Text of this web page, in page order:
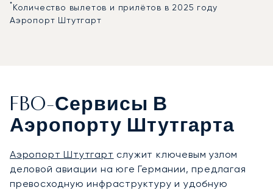
*Количество вылетов и прилётов в 2025 году
Аэропорт Штутгарт
FBO-Сервисы В
Аэропорту Штутгарта
Аэропорт Штутгарт служит ключевым узлом
деловой авиации на юге Германии, предлагая
превосходную инфраструктуру и удобную